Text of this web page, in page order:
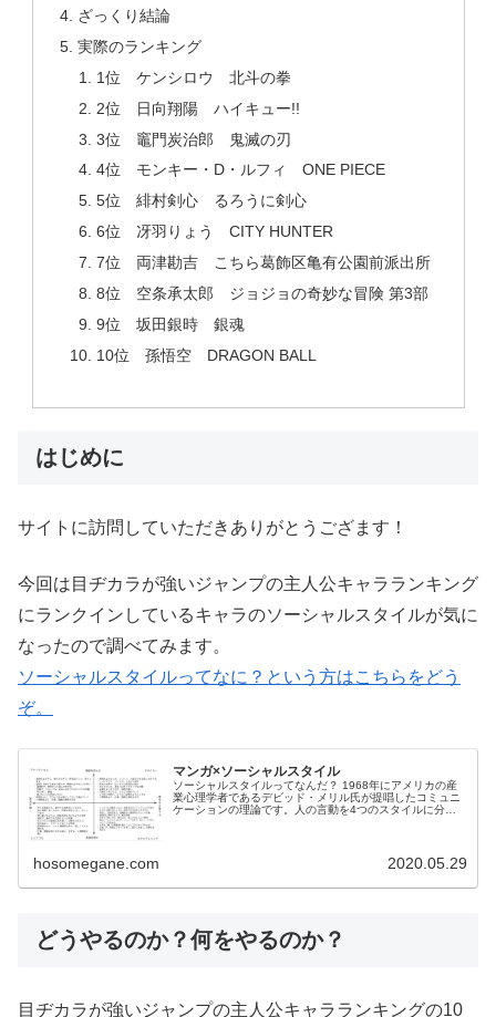
ざっくり結論
実際のランキング
1位 ケンシロウ 北斗の拳
2位 日向翔陽 ハイキュー!!
3位 竈門炭治郎 鬼滅の刃
4位 モンキー・D・ルフィ ONE PIECE
5位 緋村剣心 るろうに剣心
6位 冴羽りょう CITY HUNTER
7位 両津勘吉 こちら葛飾区亀有公園前派出所
8位 空条承太郎 ジョジョの奇妙な冒険 第3部
9位 坂田銀時 銀魂
10位 孫悟空 DRAGON BALL
はじめに
サイトに訪問していただきありがとうござます！
今回は目ヂカラが強いジャンプの主人公キャラランキング
にランクインしているキャラのソーシャルスタイルが気に
なったので調べてみます。
ソーシャルスタイルってなに？という方はこちらをどう
ぞ。
マンガ×ソーシャルスタイル
ソーシャルスタイルってなんだ？ 1968年にアメリカの産
業心理学者であるデビッド・メリル氏が提唱したコミュニ
ケーションの理論です。人の言動を4つのスタイルに分け
hosomegane.com 2020.05.29
どうやるのか？何をやるのか？
目ヂカラが強いジャンプの主人公キャラランキングの10